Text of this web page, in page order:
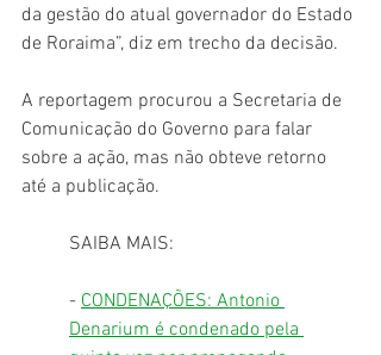
da gestão do atual governador do Estado
de Roraima”, diz em trecho da decisão.
A reportagem procurou a Secretaria de
Comunicação do Governo para falar
sobre a ação, mas não obteve retorno
até a publicação.
SAIBA MAIS:
- CONDENAÇÕES: Antonio
Denarium é condenado pela